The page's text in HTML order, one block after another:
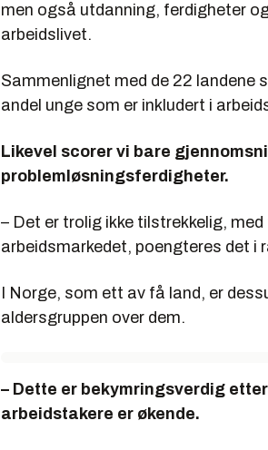
men også utdanning, ferdigheter
arbeidslivet.
Sammenlignet med de 22 landene
andel unge som er inkludert i
Likevel scorer vi bare
problemløsningsferdigheter.
– Det er trolig ikke tilstrekkelig,
arbeidsmarkedet, poengteres det i
I Norge, som ett av få land, er
aldersgruppen over dem.
– Dette er bekymringsverdig
arbeidstakere er økende.